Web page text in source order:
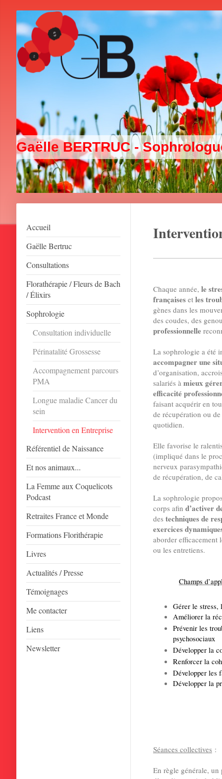
Gaëlle BERTRUC -
Accueil
Gaëlle Bertruc
Consultations
Florathérapie / Fleurs de Bach
/ Élixirs
Sophrologie
Consultation individuelle
Périnatalité Grossesse
Accompagnement parcours
PMA
Longue maladie Cancer du
sein
Intervention en Entreprise
Référentiel de Naissance
Et nos animaux...
La Femme aux Coquelicots
Podcast
Retraites France et Monde
Formations Florithérapie
Livres
Actualités / Presse
Témoignages
Me contacter
Liens
Newsletter
Chaque année, le
françaiseset les
gènes dans les
des coudes, des
professionnelle
La sophrologie a été
accompagner une
d’organisation,
salariés à mieux
efficacité
faisant acquérir en
de récupération ou
quotidien.
Elle favorise le
(impliqué dans le
nerveux
de récupération, de
La sophrologie
corps afin d’activer
des techniques de
exercices
aborder efficacement
ou les entretiens.
Champs
Gérer le stress,
Améliorer la
Prévenir les
psychosociaux
Développer la
Renforcer la
Développer les
Développer la
Séances collectives :
En règle générale, un